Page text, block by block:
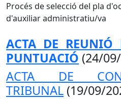
Procés de selecció del pla
d'auxiliar administratiu/va
ACTA DE
PUNTUACIÓ (24/
ACTA DE
TRIBUNAL (19/09/